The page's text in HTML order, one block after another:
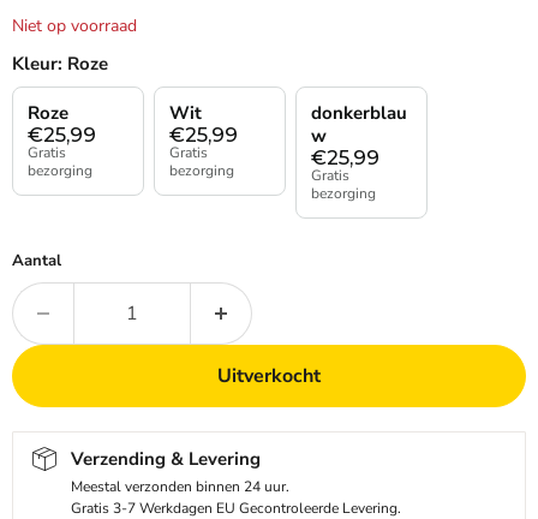
Niet op voorraad
Kleur: Roze
€25,99
Roze
Gratis
bezorging
€25,99
Wit
Gratis
bezorging
€25,99
donkerblau
w
Gratis
bezorging
Aantal
Uitverkocht
Verzending & Levering
Meestal verzonden binnen 24 uur.
Gratis 3-7 Werkdagen EU Gecontroleerde Levering.